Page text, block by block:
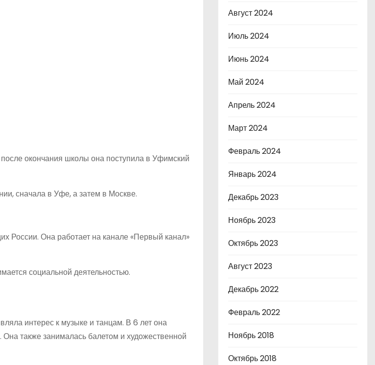
окончания школы она поступила в Уфимский
сначала в Уфе, а затем в Москве.
России. Она работает на канале «Первый канал»
социальной деятельностью.
интерес к музыке и танцам. В 6 лет она
также занималась балетом и художественной
Август 2024
Июль 2024
Июнь 2024
Май 2024
Апрель 2024
Март 2024
Февраль 2024
Январь 2024
Декабрь 2023
Ноябрь 2023
Октябрь 2023
Август 2023
Декабрь 2022
Февраль 2022
Ноябрь 2018
Октябрь 2018